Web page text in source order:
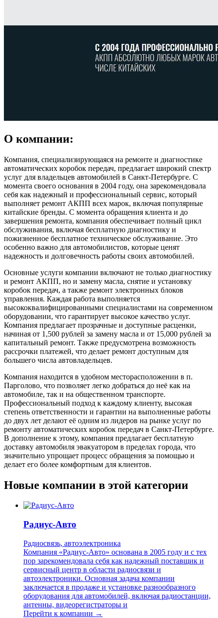
О компании:
Компания, специализирующаяся на ремонте и диагностике
автоматических коробок передач, предлагает широкий спектр
услуг для владельцев автомобилей в Санкт-Петербурге. С
момента своего основания в 2004 году, она зарекомендовала
себя как надежный и профессиональный сервис, который
выполняет ремонт АКПП всех марок, включая популярные
китайские бренды. С момента обращения клиента и до
завершения ремонта, компания обеспечивает полный цикл
обслуживания, включая бесплатную диагностику и
пожизненное бесплатное техническое обслуживание. Это
особенно важно для автомобилистов, которые ценят
надежность и долговечность работы своих автомобилей.
Основные услуги компании включают не только диагностику
и ремонт АКПП, но и замену масла, снятие и установку
коробок передач, а также ремонт электронных блоков
управления. Каждая работа выполняется
высококвалифицированными специалистами на современном
оборудовании, что гарантирует высокое качество услуг.
Компания предлагает прозрачные и доступные расценки,
начиная от 1,500 рублей за замену масла и от 15,000 рублей за
капитальный ремонт. Также предусмотрена возможность
рассрочки платежей, что делает ремонт доступным для
большего числа автовладельцев.
Компания находится в удобном месторасположении в п.
Парголово, что позволяет легко добраться до неё как на
автомобиле, так и на общественном транспорте.
Профессиональный подход к каждому клиенту, высокая
степень ответственности и гарантии на выполненные работы
до двух лет делают её одним из лидеров на рынке услуг по
ремонту автоматических коробок передач в Санкт-Петербурге.
В дополнение к этому, компания предлагает бесплатную
доставку автомобиля эвакуатором в пределах города, что
значительно упрощает процесс обращения за помощью и
делает его более комфортным для клиентов.
Новые компании в этой категории
Радиус-Авто
Радиосвязь, автоэлектроника
Компания «Радиус-Авто» основана в 2005 году и с тех
пор зарекомендовала себя как надежный поставщик и
сервисный центр в области радиосвязи и
автоэлектроники. Основная задача компании
заключается в продаже и установке разнообразного
оборудования для автомобилей, включая радиостанции,
антенны, видеорегистраторы и
Перейти к компании →